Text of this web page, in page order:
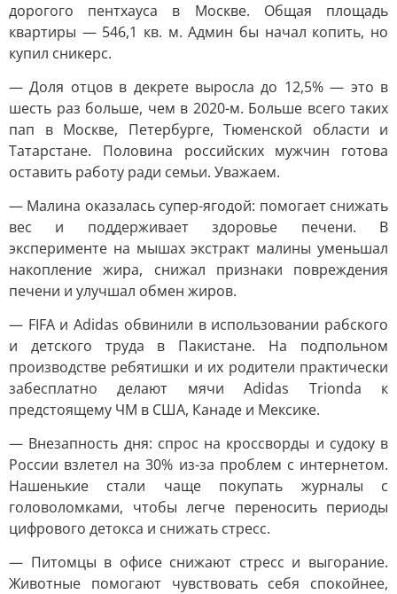
дорогого пентхауса в Москве. Общая площадь
квартиры — 546,1 кв. м. Админ бы начал копить, но
купил сникерс.
— Доля отцов в декрете выросла до 12,5% — это в
шесть раз больше, чем в 2020-м. Больше всего таких
пап в Москве, Петербурге, Тюменской области и
Татарстане. Половина российских мужчин готова
оставить работу ради семьи. Уважаем.
— Малина оказалась супер-ягодой: помогает снижать
вес и поддерживает здоровье печени. В
эксперименте на мышах экстракт малины уменьшал
накопление жира, снижал признаки повреждения
печени и улучшал обмен жиров.
— FIFA и Adidas обвинили в использовании рабского
и детского труда в Пакистане. На подпольном
производстве ребятишки и их родители практически
забесплатно делают мячи Adidas Trionda к
предстоящему ЧМ в США, Канаде и Мексике.
— Внезапность дня: спрос на кроссворды и судоку в
России взлетел на 30% из-за проблем с интернетом.
Нашенькие стали чаще покупать журналы с
головоломками, чтобы легче переносить периоды
цифрового детокса и снижать стресс.
— Питомцы в офисе снижают стресс и выгорание.
Животные помогают чувствовать себя спокойнее,